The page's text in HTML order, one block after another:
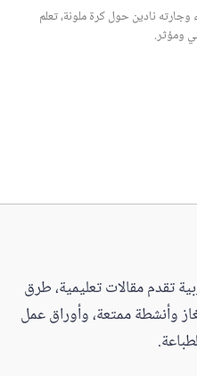
نادين حول كرة ملونة، تعلم
ومؤثر.
تقدم مقالات تعليمية، طرق
وأنشطة ممتعة، وأوراق عمل